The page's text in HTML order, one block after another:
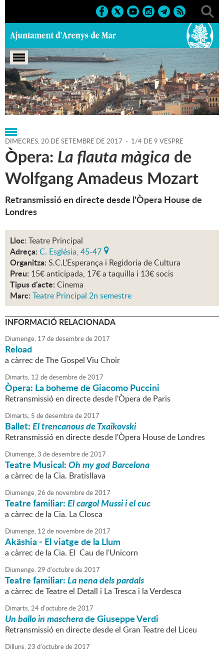
Portada > Regidories > Cultura > Agenda > 20-09-2017
DIMECRES,20 DE SETEMBRE DE 2017 - 1/4 DE 9 VESPRE
Òpera: La flauta màgica de
Wolfgang Amadeus Mozart
Retransmissió en directe desde l'Òpera House de
Londres
Lloc: Teatre Principal
Adreça: C. Església, 45-47
Organitza: S.C.L'Esperança i Regidoria de Cultura
Preu: 15€ anticipada, 17€ a taquilla i 13€ socis
Tipus d'acte: Cinema
Marc: Teatre Principal 2n semestre
INFORMACIÓ RELACIONADA
Diumenge, 17 dedesembrede2017
Reload
a càrrec de The Gospel Viu Choir
Dimarts, 12 dedesembrede2017
Òpera: La bohemede Giacomo Puccini
Retransmissió en directe desde l'Òpera de Paris
Dimarts, 5 dedesembrede2017
Ballet:El trencanous de Txaikovski
Retransmissió en directe desde l'Òpera House de Londres
Diumenge,3 dedesembrede2017
Teatre Musical:Oh my god Barcelona
a càrrec de la Cia. Bratisllava
Diumenge,26 de novembrede2017
Teatre familiar:El cargol Mussi i el cuc
a càrrec de la Cia. La Closca
Diumenge, 12 de novembrede2017
Akäshia - El viatge de la Llum
a càrrec de la Cia. El Cau de l'Unicorn
Diumenge,29 d'octubrede2017
Teatre familiar:La nena dels pardals
a càrrec de Teatre el Detall i La Tresca i la Verdesca
Dimarts,24d'octubrede2017
Un ballo in mascherade Giuseppe Verdi
Retransmissió en directe desde el Gran Teatre del Liceu
Dilluns,23 d'octubrede2017